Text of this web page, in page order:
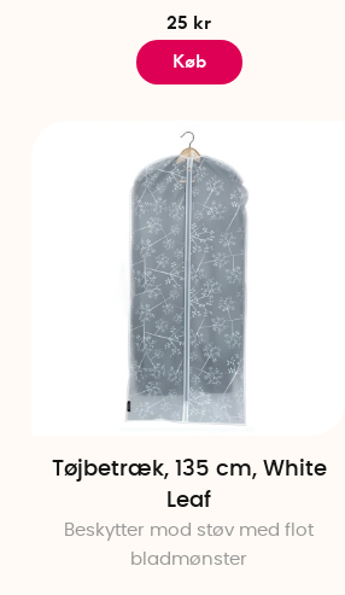
25 kr
Køb
Tøjbetræk, 135 cm, White
Leaf
Beskytter mod støv med flot
bladmønster